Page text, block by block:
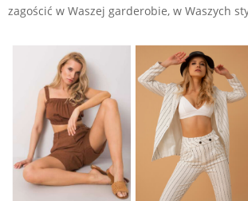
zagościć w Waszej garderobie, w Waszych